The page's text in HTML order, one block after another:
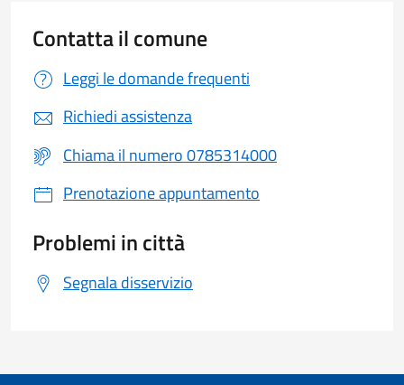
Contatta il comune
Leggi le domande frequenti
Richiedi assistenza
Chiama il numero 0785314000
Prenotazione appuntamento
Problemi in città
Segnala disservizio